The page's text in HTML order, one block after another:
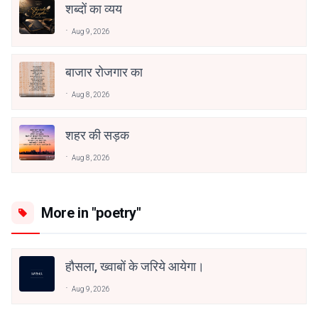
शब्दों का व्यय
Aug 9, 2026
बाजार रोजगार का
Aug 8, 2026
शहर की सड़क
Aug 8, 2026
More in "poetry"
हौसला, ख्वाबों के जरिये आयेगा।
Aug 9, 2026